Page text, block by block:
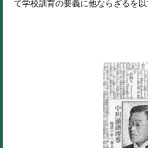
て学校訓育の要義に他ならざるを以